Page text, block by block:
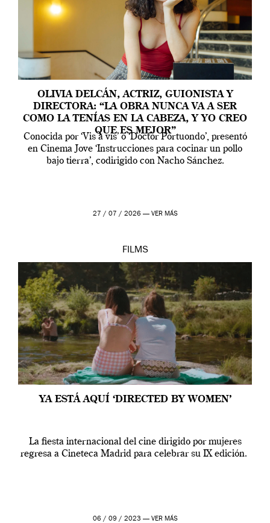
OLIVIA DELCÁN, ACTRIZ, GUIONISTA Y
DIRECTORA: “LA OBRA NUNCA VA A SER
COMO LA TENÍAS EN LA CABEZA, Y YO CREO
QUE ES MEJOR”
Conocida por ‘Vis a vis’ o ‘Doctor Portuondo’, presentó
en Cinema Jove ‘Instrucciones para cocinar un pollo
bajo tierra’, codirigido con Nacho Sánchez.
27 / 07 / 2026 — VER MÁS
FILMS
YA ESTÁ AQUÍ ‘DIRECTED BY WOMEN’
La fiesta internacional del cine dirigido por mujeres
regresa a Cineteca Madrid para celebrar su IX edición.
06 / 09 / 2023 — VER MÁS